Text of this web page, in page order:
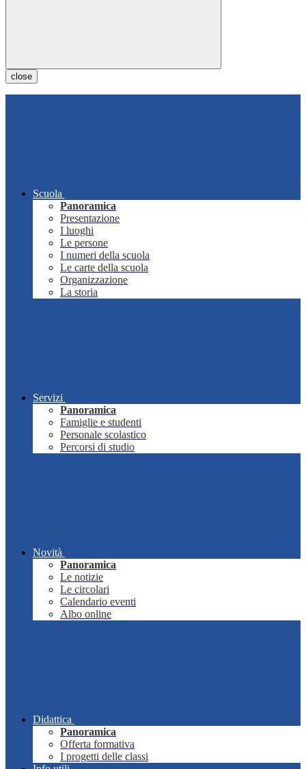
close
Scuola
Panoramica
Presentazione
I luoghi
Le persone
I numeri della scuola
Le carte della scuola
Organizzazione
La storia
Servizi
Panoramica
Famiglie e studenti
Personale scolastico
Percorsi di studio
Novità
Panoramica
Le notizie
Le circolari
Calendario eventi
Albo online
Didattica
Panoramica
Offerta formativa
I progetti delle classi